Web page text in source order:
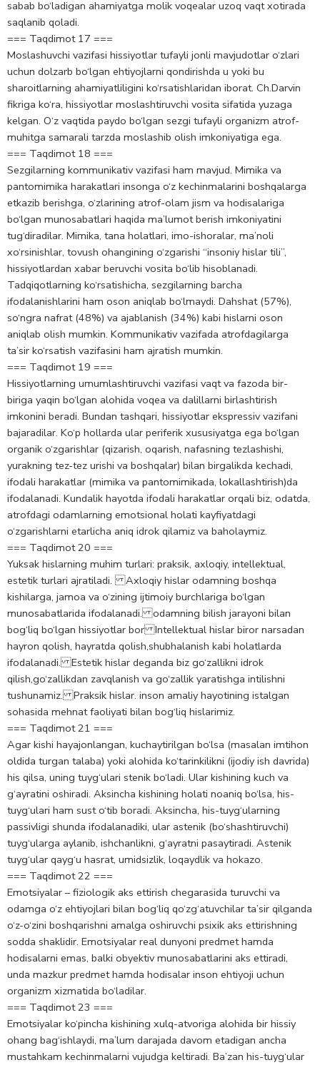
sabab bo‘ladigan ahamiyatga molik voqealar uzoq vaqt xotirada
saqlanib qoladi.
=== Taqdimot 17 ===
Moslashuvchi vazifasi hissiyotlar tufayli jonli mavjudotlar o‘zlari
uchun dolzarb bo‘lgan ehtiyojlarni qondirishda u yoki bu
sharoitlarning ahamiyatliligini ko‘rsatishlaridan iborat. Ch.Darvin
fikriga ko‘ra, hissiyotlar moslashtiruvchi vosita sifatida yuzaga
kelgan. O‘z vaqtida paydo bo‘lgan sezgi tufayli organizm atrof-
muhitga samarali tarzda moslashib olish imkoniyatiga ega.
=== Taqdimot 18 ===
Sezgilarning kommunikativ vazifasi ham mavjud. Mimika va
pantomimika harakatlari insonga o‘z kechinmalarini boshqalarga
etkazib berishga, o‘zlarining atrof-olam jism va hodisalariga
bo‘lgan munosabatlari haqida ma’lumot berish imkoniyatini
tug‘diradilar. Mimika, tana holatlari, imo-ishoralar, ma’noli
xo‘rsinishlar, tovush ohangining o‘zgarishi “insoniy hislar tili”,
hissiyotlardan xabar beruvchi vosita bo‘lib hisoblanadi.
Tadqiqotlarning ko‘rsatishicha, sezgilarning barcha
ifodalanishlarini ham oson aniqlab bo‘lmaydi. Dahshat (57%),
so‘ngra nafrat (48%) va ajablanish (34%) kabi hislarni oson
aniqlab olish mumkin. Kommunikativ vazifada atrofdagilarga
ta’sir ko‘rsatish vazifasini ham ajratish mumkin.
=== Taqdimot 19 ===
Hissiyotlarning umumlashtiruvchi vazifasi vaqt va fazoda bir-
biriga yaqin bo‘lgan alohida voqea va dalillarni birlashtirish
imkonini beradi. Bundan tashqari, hissiyotlar ekspressiv vazifani
bajaradilar. Ko‘p hollarda ular periferik xususiyatga ega bo‘lgan
organik o‘zgarishlar (qizarish, oqarish, nafasning tezlashishi,
yurakning tez-tez urishi va boshqalar) bilan birgalikda kechadi,
ifodali harakatlar (mimika va pantomimikada, lokallashtirish)da
ifodalanadi. Kundalik hayotda ifodali harakatlar orqali biz, odatda,
atrofdagi odamlarning emotsional holati kayfiyatdagi
o‘zgarishlarni etarlicha aniq idrok qilamiz va baholaymiz.
=== Taqdimot 20 ===
Yuksаk hislаrning muhim turlаri: prаksik, аxloqiy, intellektuаl,
estetik turlаri аjrаtilаdi. Аxloqiy hislаr odаmning boshqа
kishilаrgа, jаmoа vа o‘zining ijtimoiy burchlаrigа bo‘lgаn
munosаbаtlаridа ifodаlаnаdi. odаmning bilish jаrаyoni bilаn
bog‘liq bo‘lgаn hissiyotlаr bor Intellektuаl hislаr biror nаrsаdаn
hаyron qolish, hаyrаtdа qolish,shubhаlаnish kаbi holаtlаrdа
ifodаlаnаdi. Estetik hislar degаndа biz go‘zаllikni idrok
qilish,go‘zаllikdаn zаvqlаnish vа go‘zаllik yarаtishgа intilishni
tushunаmiz. Prаksik hislаr. inson аmаliy hаyotining istаlgаn
sohаsidа mehnаt fаoliyati bilаn bog‘liq hislаrimiz.
=== Taqdimot 21 ===
Agar kishi hayajonlangan, kuchaytirilgan bo‘lsa (masalan imtihon
oldida turgan talaba) yoki alohida ko‘tarinkilikni (ijodiy ish davrida)
his qilsa, uning tuyg‘ulari stenik bo‘ladi. Ular kishining kuch va
g‘ayratini oshiradi. Aksincha kishining holati noaniq bo‘lsa, his-
tuyg‘ulari ham sust o‘tib boradi. Aksincha, his-tuyg‘ularning
passivligi shunda ifodalanadiki, ular astenik (bo‘shashtiruvchi)
tuyg‘ularga aylanib, ishchanlikni, g‘ayratni pasaytiradi. Аstenik
tuyg‘ular qayg‘u hasrat, umidsizlik, loqaydlik va hokazo.
=== Taqdimot 22 ===
Emotsiyalar – fiziologik aks ettirish chegarasida turuvchi va
odamga o‘z ehtiyojlari bilan bog‘liq qo‘zg‘atuvchilar ta’sir qilganda
o‘z-o‘zini boshqarishni amalga oshiruvchi psixik aks ettirishning
sodda shaklidir. Emotsiyalar real dunyoni predmet hamda
hodisalarni emas, balki obyektiv munosabatlarini aks ettiradi,
unda mazkur predmet hamda hodisalar inson ehtiyoji uchun
organizm xizmatida bo‘ladilar.
=== Taqdimot 23 ===
Emotsiyalar ko‘pincha kishining xulq-atvoriga alohida bir hissiy
ohang bag‘ishlaydi, ma’lum darajada davom etadigan ancha
mustahkam kechinmalarni vujudga keltiradi. Ba’zan his-tuyg‘ular